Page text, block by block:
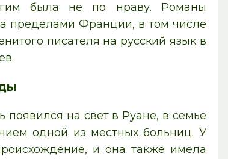
была не по нраву. Романы
пределами Франции, в том числе
писателя на русский язык в
появился на свет в Руане, в семье
одной из местных больниц. У
и она также имела